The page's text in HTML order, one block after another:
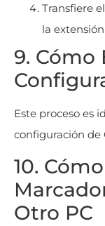
Transfiere
la
9. Cómo
Este proceso es
configuración de
10.
Otro PC